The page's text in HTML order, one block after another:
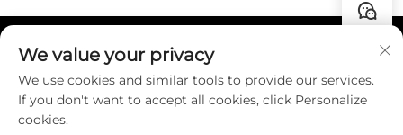
Liens rapides
CONTACT
We value your privacy
We use cookies and similar tools to provide our services.
If you don't want to accept all cookies, click Personalize
cookies.